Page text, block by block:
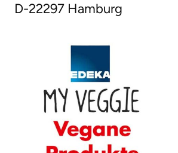
D-22297 Hamburg